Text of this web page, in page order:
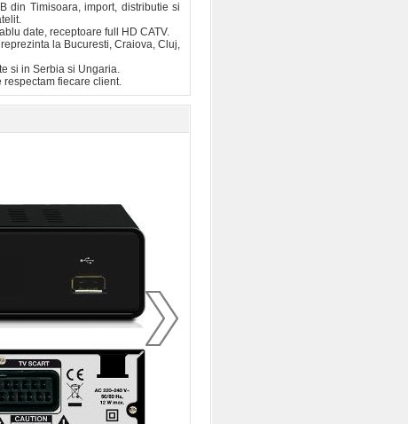
din Timisoara, import, distributie si
date, receptoare full HD CATV.
la Bucuresti, Craiova, Cluj,
si in Serbia si Ungaria.
respectam fiecare client.